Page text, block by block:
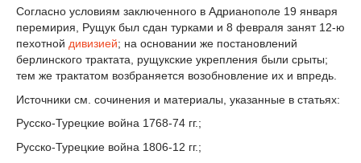
Согласно условиям заключенного в Адрианополе 19 января
перемирия, Рущук был сдан турками и 8 февраля занят 12-ю
пехотной дивизией; на основании же постановлений
берлинского трактата, рущукские укрепления были срыты;
тем же трактатом возбраняется возобновление их и впредь.
Источники см. сочинения и материалы, указанные в статьях:
Русско-Турецкие война 1768-74 гг.;
Русско-Турецкие война 1806-12 гг.;